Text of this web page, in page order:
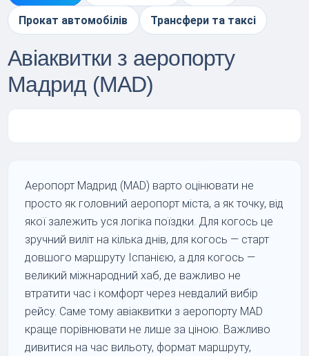
Прокат автомобілів Трансфери та таксі
Авіаквитки з аеропорту
Мадрид (MAD)
Аеропорт Мадрид (MAD) варто оцінювати не
просто як головний аеропорт міста, а як точку, від
якої залежить уся логіка поїздки. Для когось це
зручний виліт на кілька днів, для когось — старт
довшого маршруту Іспанією, а для когось —
великий міжнародний хаб, де важливо не
втратити час і комфорт через невдалий вибір
рейсу. Саме тому авіаквитки з аеропорту MAD
краще порівнювати не лише за ціною. Важливо
дивитися на час вильоту, формат маршруту,